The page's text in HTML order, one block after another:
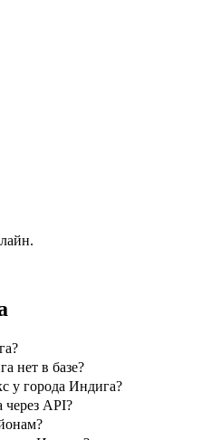
нет в базе?
у города Индига?
API?